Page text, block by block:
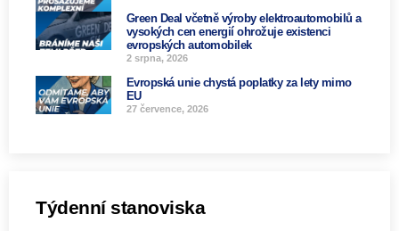
Green Deal včetně výroby elektroautomobilů a
vysokých cen energií ohrožuje existenci
evropských automobilek
2 srpna, 2026
Evropská unie chystá poplatky za lety mimo
EU
27 července, 2026
Týdenní stanoviska